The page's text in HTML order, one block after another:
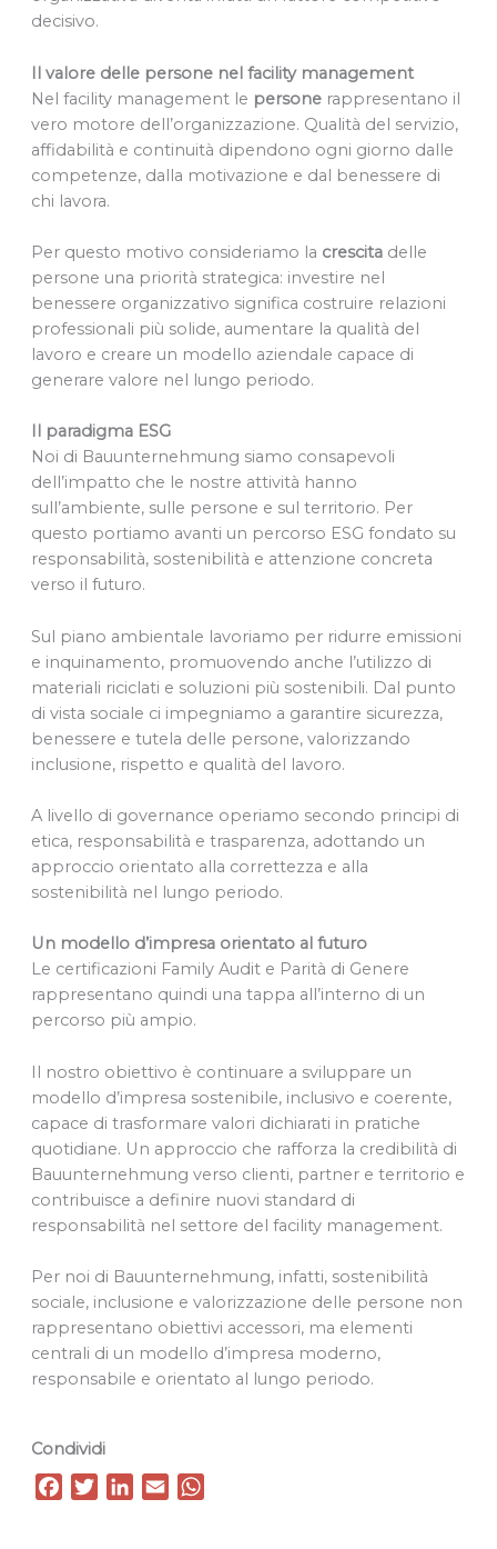
decisivo.
Il valore delle persone nel facility management
Nel facility management le personerappresentano il
vero motore dell’organizzazione. Qualità del servizio,
affidabilità e continuità dipendono ogni giorno dalle
competenze, dalla motivazione e dal benessere di
chi lavora.
Per questo motivo consideriamo la crescitadelle
persone una priorità strategica: investire nel
benessere organizzativo significa costruire relazioni
professionali più solide, aumentare la qualità del
lavoro e creare un modello aziendale capace di
generare valore nel lungo periodo.
Il paradigma ESG
Noi di Bauunternehmung siamo consapevoli
dell’impatto che le nostre attività hanno
sull’ambiente, sulle persone e sul territorio. Per
questo portiamo avanti un percorso ESG fondato su
responsabilità, sostenibilità e attenzione concreta
verso il futuro.
Sul piano ambientale lavoriamo per ridurre emissioni
e inquinamento, promuovendo anche l’utilizzo di
materiali riciclati e soluzioni più sostenibili. Dal punto
di vista sociale ci impegniamo a garantire sicurezza,
benessere e tutela delle persone, valorizzando
inclusione, rispetto e qualità del lavoro.
A livello di governance operiamo secondo principi di
etica, responsabilità e trasparenza, adottando un
approccio orientato alla correttezza e alla
sostenibilità nel lungo periodo.
Un modello d’impresa orientato al futuro
Le certificazioni Family Audit e Parità di Genere
rappresentano quindi una tappa all’interno di un
percorso più ampio.
Il nostro obiettivo è continuare a sviluppare un
modello d’impresa sostenibile, inclusivo e coerente,
capace di trasformare valori dichiarati in pratiche
quotidiane. Un approccio che rafforza la credibilità di
Bauunternehmung verso clienti, partner e territorio e
contribuisce a definire nuovi standard di
responsabilità nel settore del facility management.
Per noi di Bauunternehmung, infatti, sostenibilità
sociale, inclusione e valorizzazione delle persone non
rappresentano obiettivi accessori, ma elementi
centrali di un modello d’impresa moderno,
responsabile e orientato al lungo periodo.
Condividi